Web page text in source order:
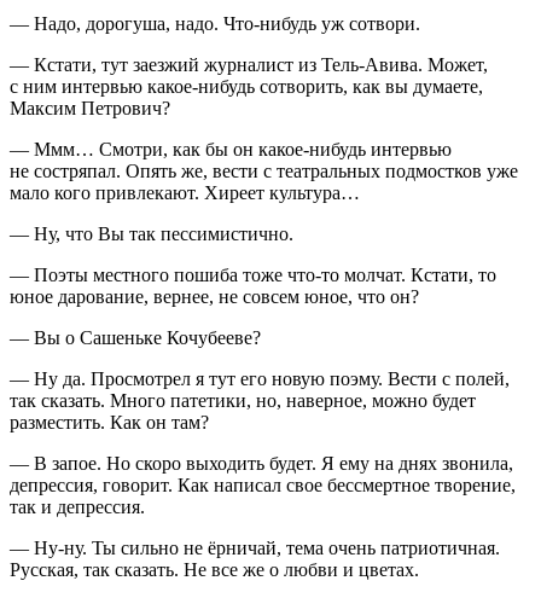
— Надо, дорогуша, надо. Что-нибудь уж сотвори.
— Кстати, тут заезжий журналист из Тель-Авива. Может,
с ним интервью какое-нибудь сотворить, как вы думаете,
Максим Петрович?
— Ммм… Смотри, как бы он какое-нибудь интервью
не состряпал. Опять же, вести с театральных подмостков уже
мало кого привлекают. Хиреет культура…
— Ну, что Вы так пессимистично.
— Поэты местного пошиба тоже что-то молчат. Кстати, то
юное дарование, вернее, не совсем юное, что он?
— Вы о Сашеньке Кочубееве?
— Ну да. Просмотрел я тут его новую поэму. Вести с полей,
так сказать. Много патетики, но, наверное, можно будет
разместить. Как он там?
— В запое. Но скоро выходить будет. Я ему на днях звонила,
депрессия, говорит. Как написал свое бессмертное творение,
так и депрессия.
— Ну-ну. Ты сильно не ёрничай, тема очень патриотичная.
Русская, так сказать. Не все же о любви и цветах.